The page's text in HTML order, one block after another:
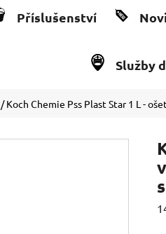
Příslušenství
Služby
/ Koch Chemie Pss Plast Star 1 L -